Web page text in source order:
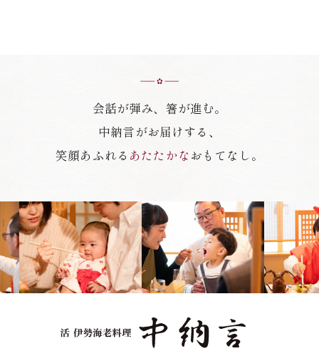
会話が弾み、箸が進む。
中納言がお届けする、
笑顔あふれる あたたかな おもてなし。